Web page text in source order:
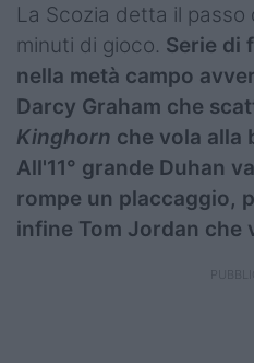
La Scozia detta il
minuti di gioco. Serie di
nella metà campo
Darcy Graham che
Kinghorn che vola alla
All'11° grande Duhan
rompe un placcaggio,
infine Tom Jordan che